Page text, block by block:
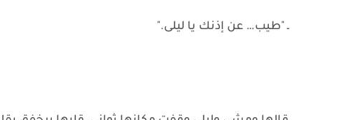
ـ "طيب… عن إذنك يا ليلى."